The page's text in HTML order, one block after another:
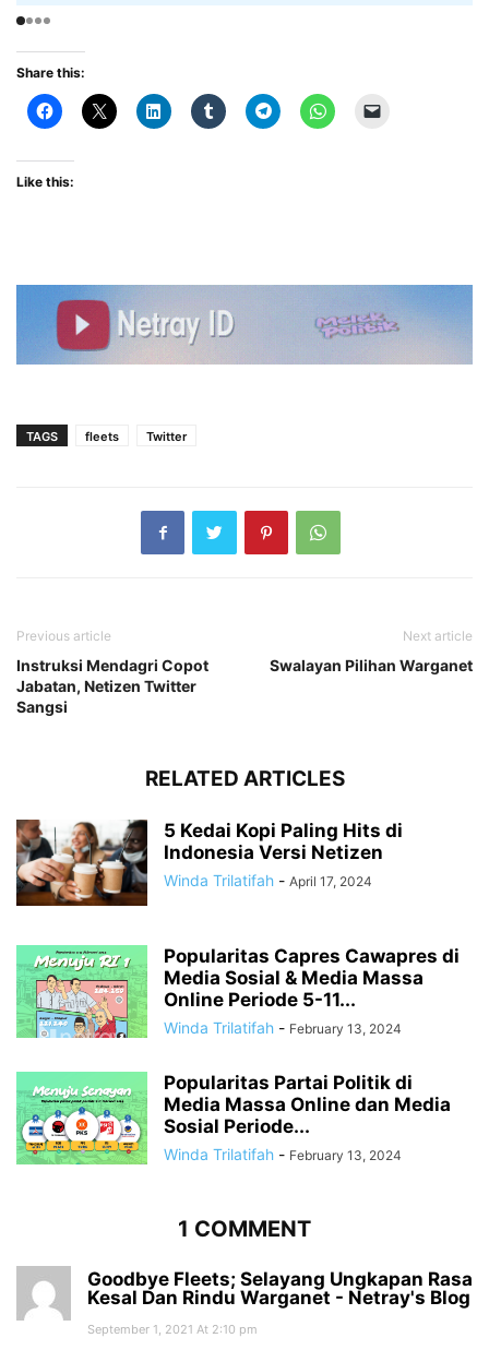
Share this:
Like this:
TAGS fleets Twitter
Previous article
Instruksi Mendagri Copot
Jabatan, Netizen Twitter
Sangsi
Next article
Swalayan Pilihan Warganet
RELATED ARTICLES
5 Kedai Kopi Paling Hits di
Indonesia Versi Netizen
Winda Trilatifah - April 17, 2024
Popularitas Capres Cawapres di
Media Sosial & Media Massa
Online Periode 5-11...
Winda Trilatifah - February 13, 2024
Popularitas Partai Politik di
Media Massa Online dan Media
Sosial Periode...
Winda Trilatifah - February 13, 2024
1 COMMENT
Goodbye Fleets; Selayang Ungkapan Rasa
Kesal Dan Rindu Warganet - Netray's Blog
September 1, 2021 At 2:10 pm